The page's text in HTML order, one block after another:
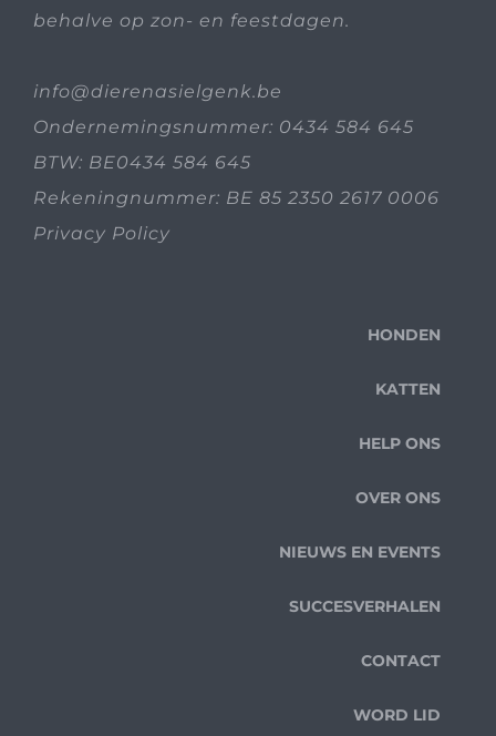
behalve op zon- en feestdagen.
info@dierenasielgenk.be
Ondernemingsnummer: 0434 584 645
BTW: BE0434 584 645
Rekeningnummer: BE 85 2350 2617 0006
Privacy Policy
HONDEN
KATTEN
HELP ONS
OVER ONS
NIEUWS EN EVENTS
SUCCESVERHALEN
CONTACT
WORD LID